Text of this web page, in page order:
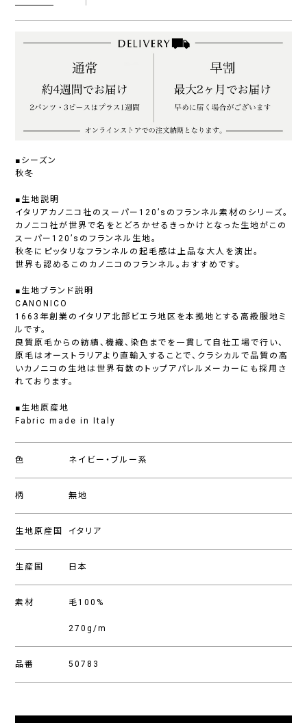
■シーズン
秋冬
■生地説明
イタリアカノニコ社のスーパー120’sのフランネル素材のシリーズ。
カノニコ社が世界で名をとどろかせるきっかけとなった生地がこの
スーパー120’sのフランネル生地。
秋冬にピッタリなフランネルの起毛感は上品な大人を演出。
世界も認めるこのカノニコのフランネル。おすすめです。
■生地ブランド説明
CANONICO
1663年創業のイタリア北部ビエラ地区を本拠地とする高級服地ミ
ルです。
良質原毛からの紡績、機織、染色までを一貫して自社工場で行い、
原毛はオーストラリアより直輸入することで、クラシカルで品質の高
いカノニコの生地は世界有数のトップアパレルメーカーにも採用さ
れております。
■生地原産地
Fabric made in Italy
色 ネイビー・ブルー系
柄 無地
生地原産国 イタリア
生産国 日本
素材 毛100%
270g/m
品番 50783